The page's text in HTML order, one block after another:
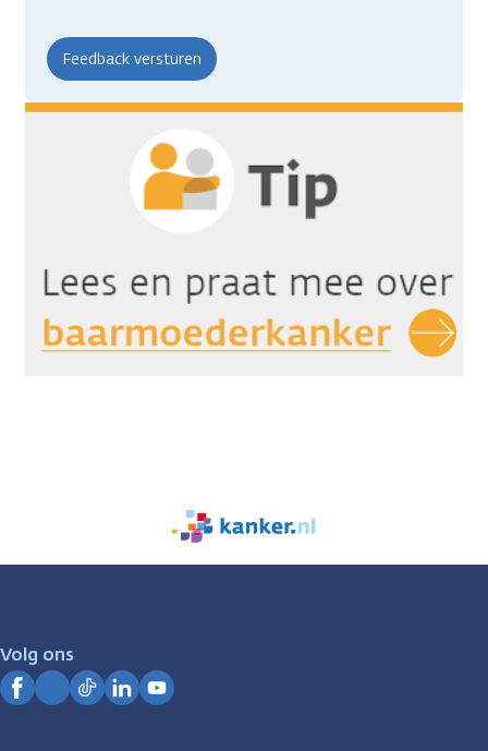
We
zijn
Volg ons